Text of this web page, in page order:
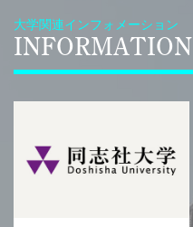
大学関連インフォメーション
INFORMATION